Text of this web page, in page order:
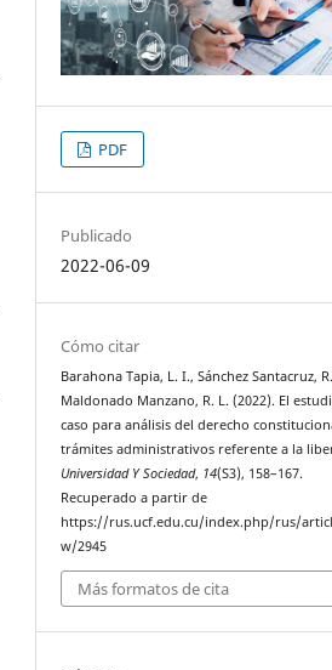
PDF
Publicado
2022-06-09
Cómo citar
Barahona Tapia, L. I., Sánchez Santacruz,
Maldonado Manzano, R. L. (2022). El
caso para análisis del derecho
trámites administrativos referente a la
Universidad Y Sociedad, 14(S3), 158–167.
Recuperado a partir de
https://rus.ucf.edu.cu/index.php/rus/
w/2945
Más formatos de cita